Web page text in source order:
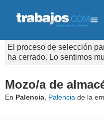
El proceso de selección
ha cerrado. Lo sentimos
Mozo/a de
En Palencia Palencia de la